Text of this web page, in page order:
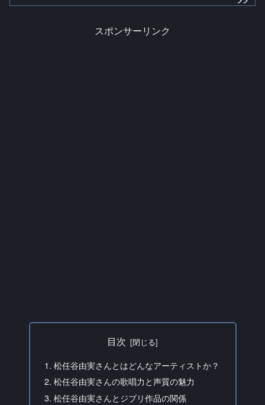
スポンサーリンク
目次
松任谷由実さんとはどんなアーティストか？
松任谷由実さんの歌唱力と声質の魅力
松任谷由実さんとジブリ作品の関係